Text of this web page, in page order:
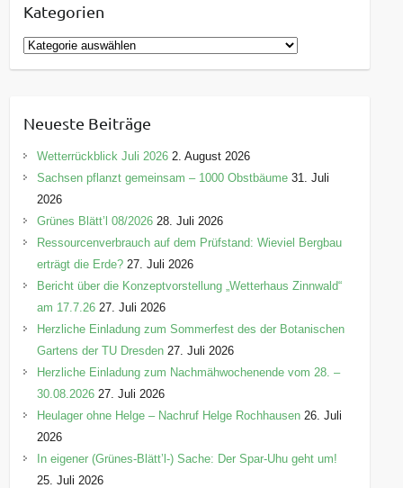
Kategorien
K
a
g
o
r
e
n
Neueste Beiträge
Wetterrückblick Juli 2026 2. August 2026
Sachsen pflanzt gemeinsam – 1000 Obstbäume 31. Juli
2026
Grünes Blätt’l 08/2026 28. Juli 2026
Ressourcenverbrauch auf dem Prüfstand: Wieviel Bergbau
erträgt die Erde? 27. Juli 2026
Bericht über die Konzeptvorstellung „Wetterhaus Zinnwald“
am 17.7.26 27. Juli 2026
Herzliche Einladung zum Sommerfest des der Botanischen
Gartens der TU Dresden 27. Juli 2026
Herzliche Einladung zum Nachmähwochenende vom 28. –
30.08.2026 27. Juli 2026
Heulager ohne Helge – Nachruf Helge Rochhausen 26. Juli
2026
In eigener (Grünes-Blätt’l-) Sache: Der Spar-Uhu geht um!
25. Juli 2026